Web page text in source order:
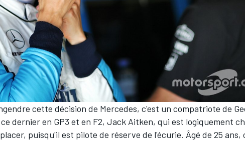
cette décision de Mercedes, c'est un compatriote de
dernier en GP3 et en F2, Jack Aitken, qui est logiquement
puisqu'il est pilote de réserve de l'écurie. Âgé de 25 ans,